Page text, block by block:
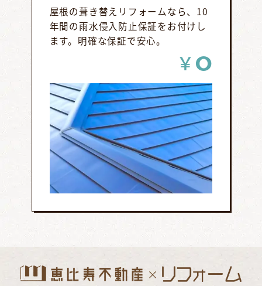
屋根の葺き替えリフォームなら、10
年間の雨水侵入防止保証をお付けし
ます。明確な保証で安心。
￥0